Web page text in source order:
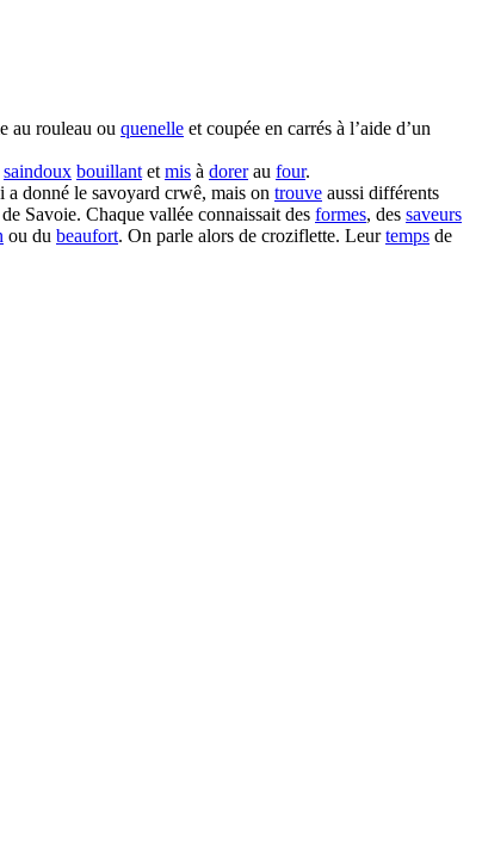
au rouleau ou quenelle et coupée en carrés à l’aide d’un
saindoux bouillant et mis à dorerau four.
donné le savoyard crwê, mais on trouve aussi différents
Savoie. Chaque vallée connaissait des formes, des saveurs
ou du beaufort. On parle alors de croziflette. Leurtemps de